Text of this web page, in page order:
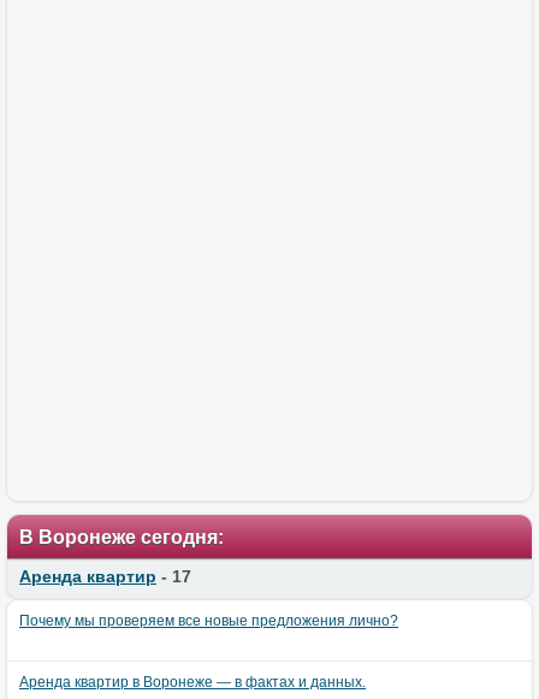
В Воронеже сегодня:
Аренда квартир - 17
Почему мы проверяем все новые предложения лично?
Аренда квартир в Воронеже — в фактах и данных.